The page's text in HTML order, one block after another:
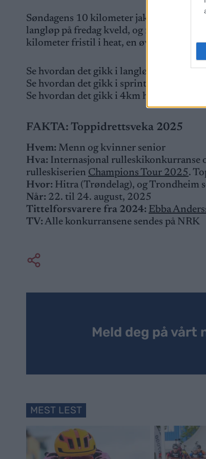
Søndagens 10 kilometer jaktstart var
langløp på fredag kveld, og fortsatte
kilometer fristil i heat, en øvelse som
Se hvordan det gikk i langløpet på fredag
Se hvordan det gikk i sprinten på lørdag
Se hvordan det gikk i 4km hat på søndag
FAKTA: Toppidrettsveka 2025
Hvem: Menn og kvinner senior
Hva: Internasjonal rulleskikonkurranse
rulleskiserien Champions Tour 2025.
Hvor: Hitra (Trøndelag), og Trondheim
Når: 22. til 24. august, 2025
Tittelforsvarere fra 2024: Ebba
TV: Alle konkurransene sendes på NRK
Meld deg på vårt
MEST LEST